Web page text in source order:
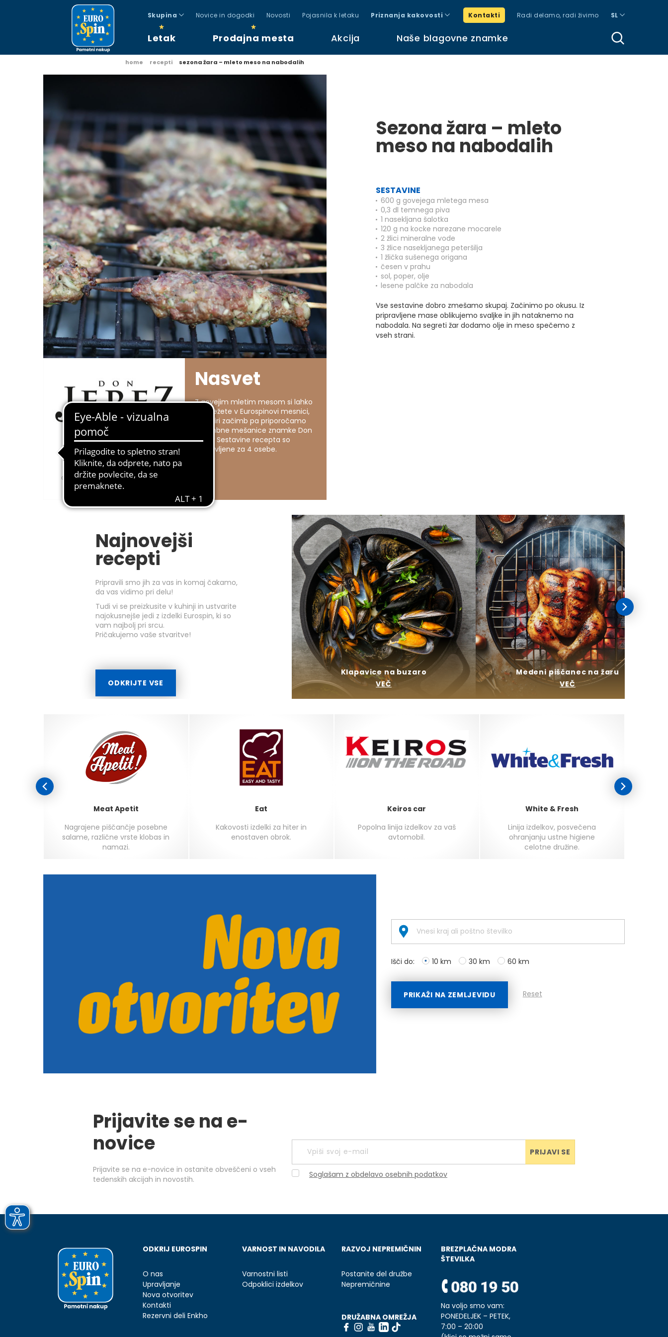
Skupina Novice in dogodki Novosti Pojasnila k letaku Priznanja kakovosti Kontakti Radi delamo, radi živimo SL
Letak Prodajna mesta Akcija Naše blagovne znamke
home recepti sezona žara – mleto meso na nabodalih
Sezona žara – mleto
meso na nabodalih
SESTAVINE
600 g govejega mletega mesa
0,3 dl temnega piva
1 nasekljana šalotka
120 g na kocke narezane mocarele
2 žlici mineralne vode
3 žlice nasekljanega peteršilja
1 žlička sušenega origana
česen v prahu
sol, poper, olje
lesene palčke za nabodala
Vse sestavine dobro zmešamo skupaj. Začinimo po okusu. Iz
pripravljene mase oblikujemo svaljke in jih nataknemo na
nabodala. Na segreti žar dodamo olje in meso spečemo z
vseh strani.
Don Jerez
Kave in kavni nadomestki za
dobro jutro ter začimbe za vse
jedi.
Nasvet
Z govejim mletim mesom si lahko
postrežete v Eurospinovi mesnici,
pri izbiri začimb pa priporočamo
začimbne mešanice znamke Don
Jerez. Sestavine recepta so
pripravljene za 4 osebe.
Najnovejši
recepti
Pripravili smo jih za vas in komaj čakamo,
da vas vidimo pri delu!
Tudi vi se preizkusite v kuhinji in ustvarite
najokusnejše jedi z izdelki Eurospin, ki so
vam najbolj pri srcu.
Pričakujemo vaše stvaritve!
ODKRIJTE VSE
Klapavice na buzaro
VEČ
Medeni piščanec na žaru
VEČ
Meat Apetit
Nagrajene piščančje posebne
salame, različne vrste klobas in
namazi.
Eat
Kakovosti izdelki za hiter in
enostaven obrok.
Keiros car
Popolna linija izdelkov za vaš
avtomobil.
White & Fresh
Linija izdelkov, posvečena
ohranjanju ustne higiene
celotne družine.
Išči do: 10 km 30 km 60 km
PRIKAŽI NA ZEMLJEVIDU Reset
Prijavite se na e-
novice
Prijavite se na e-novice in ostanite obveščeni o vseh
tedenskih akcijah in novostih.
PRIJAVI SE
Soglašam z obdelavo osebnih podatkov
ODKRIJ EUROSPIN
O nas
Upravljanje
Nova otvoritev
Kontakti
Rezervni deli Enkho
VARNOST IN NAVODILA
Varnostni listi
Odpoklici izdelkov
RAZVOJ NEPREMIČNIN
Postanite del družbe
Nepremičnine
DRUŽABNA OMREŽJA
BREZPLAČNA MODRA
ŠTEVILKA
Na voljo smo vam:
PONEDELJEK – PETEK,
7:00 – 20:00